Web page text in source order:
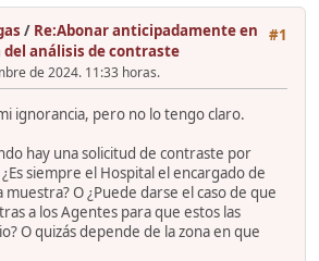
#1
/ Re:Abonar anticipadamente en
análisis de contraste
de 2024. 11:33 horas.
ignorancia, pero no lo tengo claro.
hay una solicitud de contraste por
siempre el Hospital el encargado de
muestra? O ¿Puede darse el caso de que
a los Agentes para que estos las
O quizás depende de la zona en que